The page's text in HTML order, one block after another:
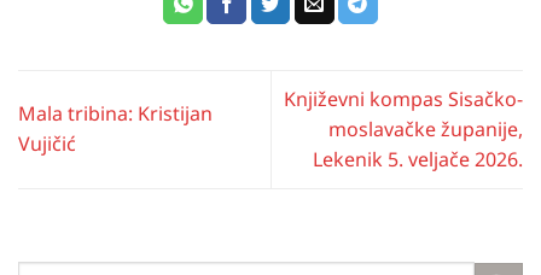
Mala tribina: Kristijan
Vujičić
Književni kompas Sisačko-
moslavačke županije,
Lekenik 5. veljače 2026.